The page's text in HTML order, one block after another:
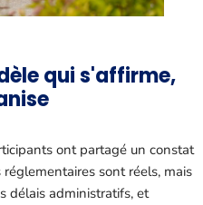
qui s'affirme,
ont partagé un constat
sont réels, mais
délais administratifs, et